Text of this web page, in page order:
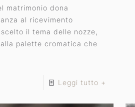
matrimonio dona
al ricevimento
il tema delle nozze,
palette cromatica che
Leggi tutto +